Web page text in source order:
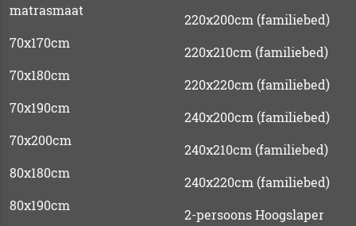
matrasmaat
70x170cm
70x180cm
70x190cm
70x200cm
80x180cm
80x190cm
220x200cm (familiebed)
220x210cm (familiebed)
220x220cm (familiebed)
240x200cm (familiebed)
240x210cm (familiebed)
240x220cm (familiebed)
2-persoons Hoogslaper